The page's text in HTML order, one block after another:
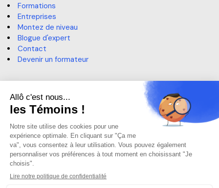
Formations
Entreprises
Montez de niveau
Blogue d'expert
Contact
Devenir un formateur
Contact
514 364-3320, poste 6191
sae@claurendeau.qc.ca
1111 Rue Lapierre, LaSalle,
QC H8N 2J4
Centre d'aide
Centre d'aide